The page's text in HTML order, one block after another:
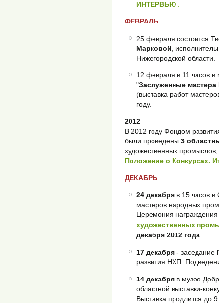
ИНТЕРВЬЮ
ФЕВРАЛЬ
25 февраля состоится
Марковой ,
Нижегородской области.
‎12 февраля в 11 часов в
"Заслуженные
(выставка работ
году.
2012
В 2012 году Фондом
были проведены 3
художественных промыслов,
Положение о Конкурсах.
ДЕКАБРЬ
24 декабря в 15 часов в
мастеров народных
Церемония награждения
художественных
декабря 2012 года
17 декабря - заседание
развития НХП.
14 декабря в музее
областной выставки-
Выставка продлится до